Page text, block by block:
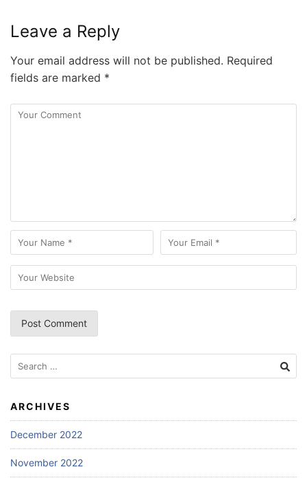
Leave a Reply
Your email address will not be published. Required
fields are marked *
Search
for:
ARCHIVES
December 2022
November 2022